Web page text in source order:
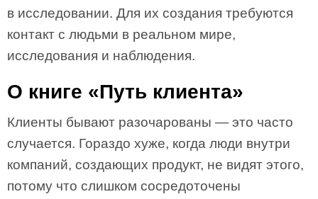
в исследовании. Для их создания требуются
контакт с людьми в реальном мире,
исследования и наблюдения.
О книге «Путь клиента»
Клиенты бывают разочарованы — это часто
случается. Гораздо хуже, когда люди внутри
компаний, создающих продукт, не видят этого,
потому что слишком сосредоточены